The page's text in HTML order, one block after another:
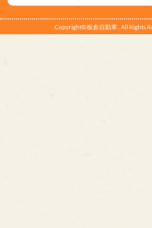
Copyright©板倉自動車 . All Rights